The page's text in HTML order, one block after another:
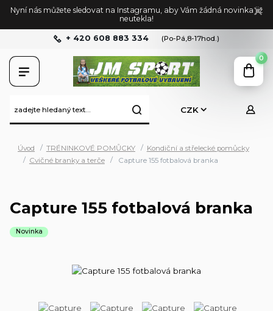
Nyní nás můžete sledovat na Instagramu, aby Vám žádná novinka již
neutekla!
CZK
+ 420 608 883 334 (Po-Pá,8-17hod.)
0
Úvod TRÉNINKOVÉ POMŮCKY
Kondiční a střelecké pomůcky
Cvičné branky a terče
Capture 155 fotbalová branka
Capture 155 fotbalová branka
Novinka